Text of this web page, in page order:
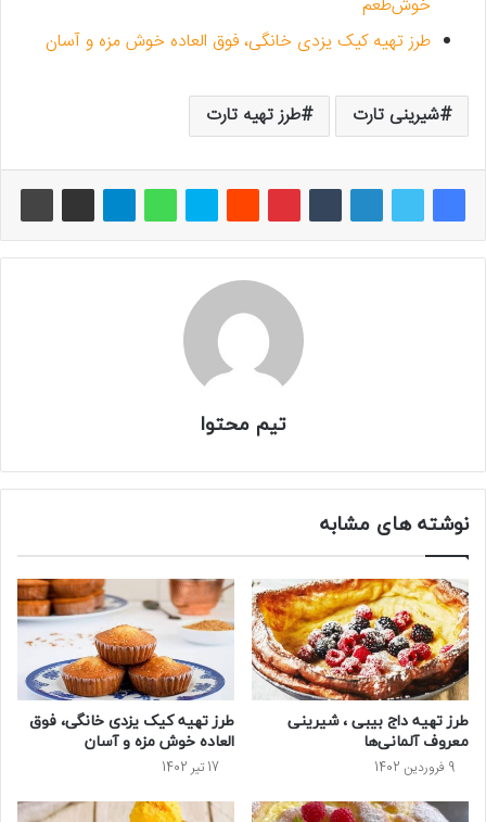
طرز تهیه کیک یزدی خانگی، فوق العاده خوش مزه و آسان
شیرینی تارت طرز تهیه تارت
تیم محتوا
نوشته های مشابه
طرز تهیه داج بیبی ، شیرینی
معروف آلمانی‌ها
9 فروردین 1402
طرز تهیه کیک یزدی خانگی، فوق
العاده خوش مزه و آسان
17 تیر 1402